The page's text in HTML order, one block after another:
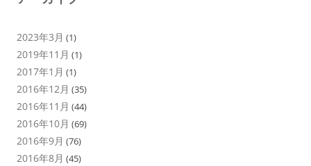
2023年3月 (1)
2019年11月 (1)
2017年1月 (1)
2016年12月 (35)
2016年11月 (44)
2016年10月 (69)
2016年9月 (76)
2016年8月 (45)